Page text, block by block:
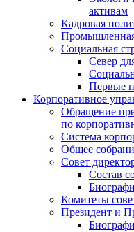
активам
Кадровая
Промышленная
Социальная
Север
Первые
Корпоративное
Обращение
по
Система
Общее
Совет
Состав
Комитеты
Президент и